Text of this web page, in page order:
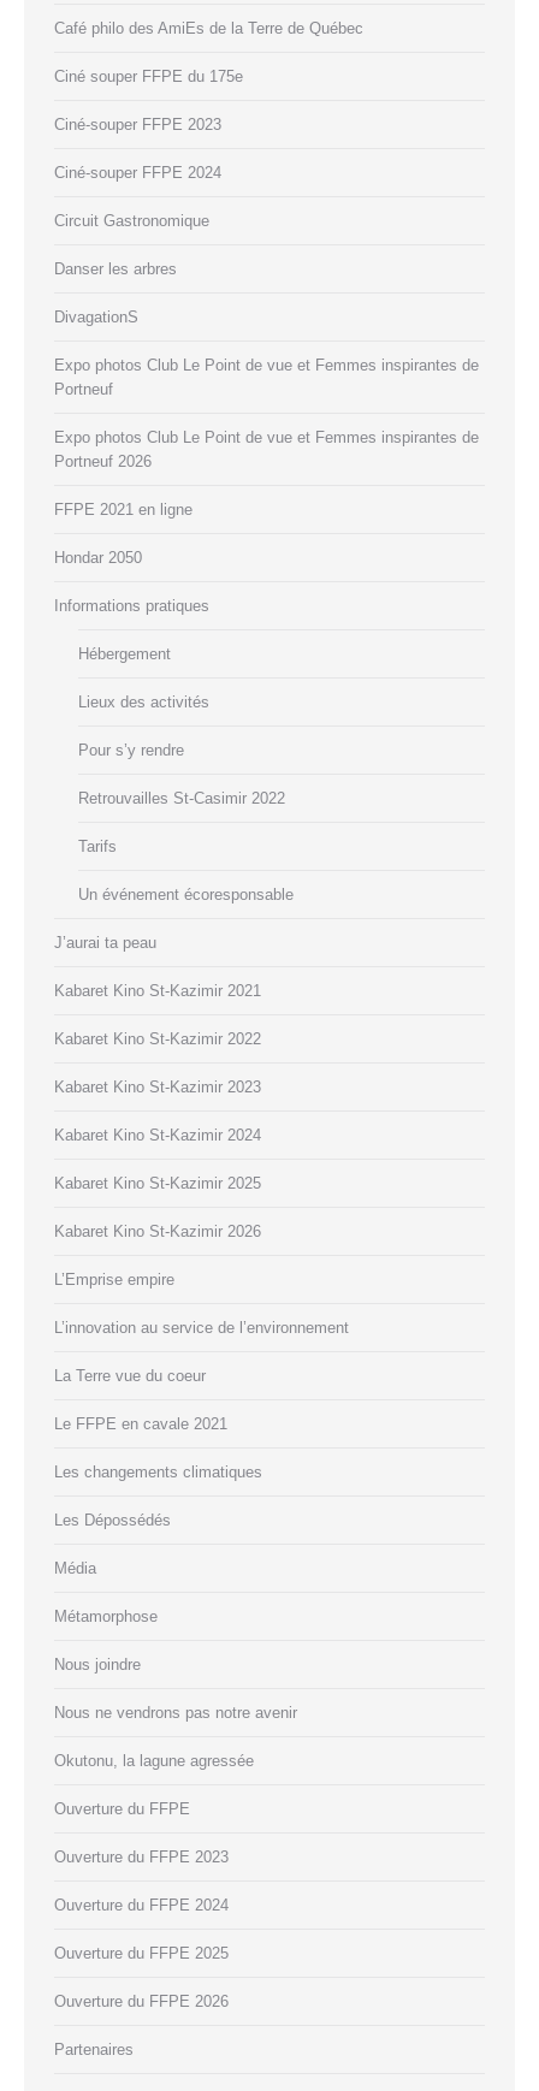
Café philo des AmiEs de la Terre de Québec
Ciné souper FFPE du 175e
Ciné-souper FFPE 2023
Ciné-souper FFPE 2024
Circuit Gastronomique
Danser les arbres
DivagationS
Expo photos Club Le Point de vue et Femmes inspirantes de
Portneuf
Expo photos Club Le Point de vue et Femmes inspirantes de
Portneuf 2026
FFPE 2021 en ligne
Hondar 2050
Informations pratiques
Hébergement
Lieux des activités
Pour s’y rendre
Retrouvailles St-Casimir 2022
Tarifs
Un événement écoresponsable
J’aurai ta peau
Kabaret Kino St-Kazimir 2021
Kabaret Kino St-Kazimir 2022
Kabaret Kino St-Kazimir 2023
Kabaret Kino St-Kazimir 2024
Kabaret Kino St-Kazimir 2025
Kabaret Kino St-Kazimir 2026
L’Emprise empire
L’innovation au service de l’environnement
La Terre vue du coeur
Le FFPE en cavale 2021
Les changements climatiques
Les Dépossédés
Média
Métamorphose
Nous joindre
Nous ne vendrons pas notre avenir
Okutonu, la lagune agressée
Ouverture du FFPE
Ouverture du FFPE 2023
Ouverture du FFPE 2024
Ouverture du FFPE 2025
Ouverture du FFPE 2026
Partenaires